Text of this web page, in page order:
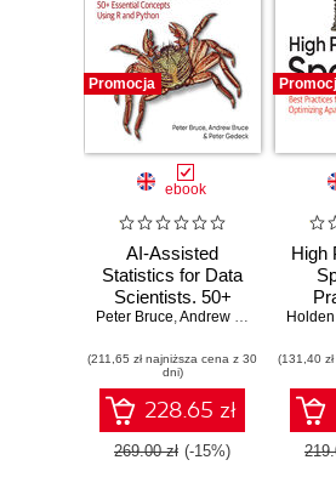
Promocja
ebook
AI-Assisted
Statistics for Data
Scientists. 50+
Essential
and Python. 3rd
Edition
Peter Bruce,Andrew Bruce Peter
(211,65 zł najniższa cena z 30
dni)
228.65 zł
269.00 zł (-15%)
High
(131,40